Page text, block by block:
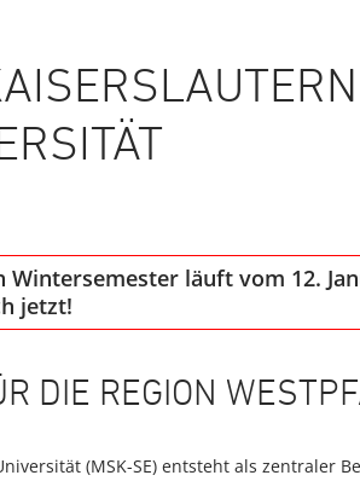
läuft vom 12.
jetzt!
DIE REGION
(MSK-SE) entsteht als zentraler